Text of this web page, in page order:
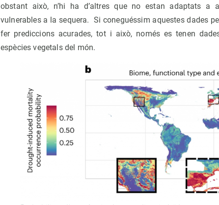
obstant això, n’hi ha d’altres que no estan adaptats a
vulnerables a la sequera. Si coneguéssim aquestes dades
fer prediccions acurades, tot i això, només es tenen
espècies vegetals del món.